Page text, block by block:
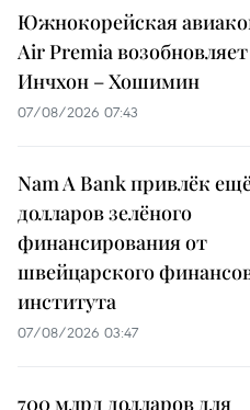
Южнокорейская
Air Premia
Инчхон – Хошимин
07/08/2026 07:43
Nam A Bank привлёк
долларов зелёного
финансирования от
швейцарского
института
07/08/2026 03:47
700 млрд долларов для